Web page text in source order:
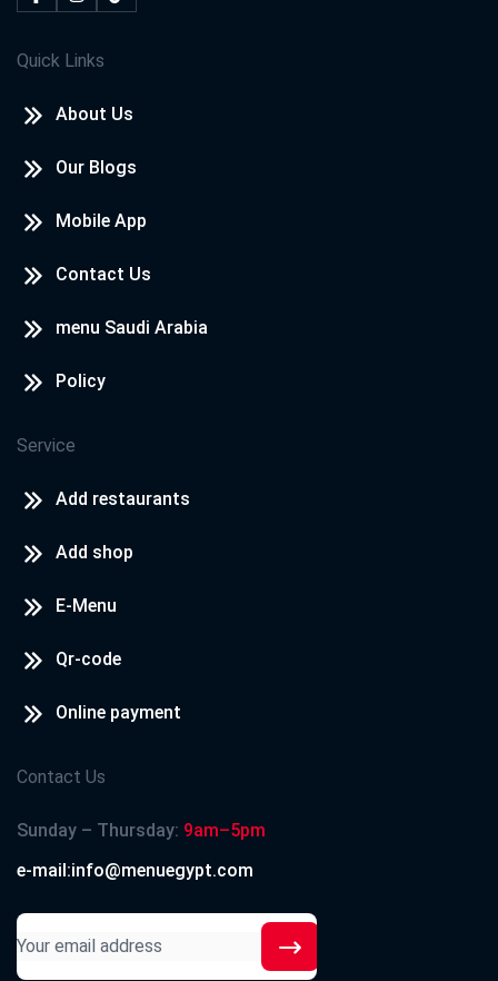
Quick Links
About Us
Our Blogs
Mobile App
Contact Us
menu Saudi Arabia
Policy
Service
Add restaurants
Add shop
E-Menu
Qr-code
Online payment
Contact Us
Sunday – Thursday: 9am–5pm
e-mail:info@menuegypt.com